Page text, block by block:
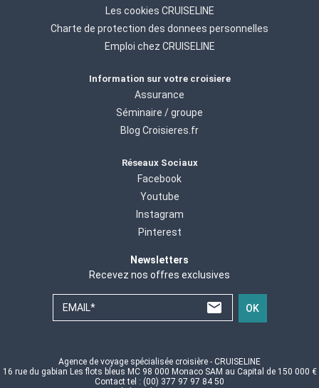
Les cookies CRUISELINE
Charte de protection des donnees personnelles
Emploi chez CRUISELINE
Information sur votre croisiere
Assurance
Séminaire / groupe
Blog Croisieres.fr
Réseaux Sociaux
Facebook
Youtube
Instagram
Pinterest
Newsletters
Recevez nos offres exclusives
EMAIL* OK
Agence de voyage spécialisée croisière - CRUISELINE
16 rue du gabian Les flots bleus MC 98 000 Monaco SAM au Capital de 150 000 €
Contact tel : (00) 377 97 97 84 50